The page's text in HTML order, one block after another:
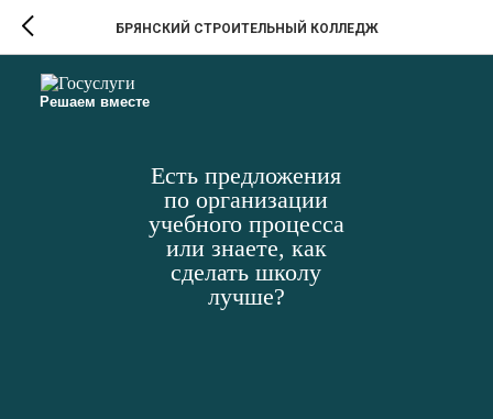
Решаем вместе
Есть предложения
по организации
учебного процесса
или знаете, как
сделать школу
лучше?
БРЯНСКИЙ СТРОИТЕЛЬНЫЙ КОЛЛЕДЖ